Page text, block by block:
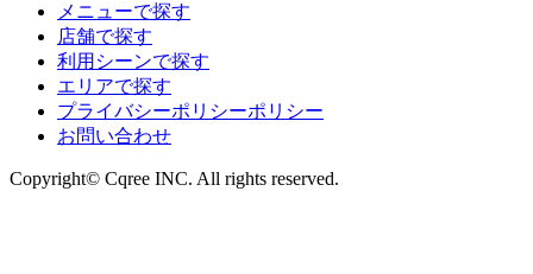
メニューで探す
店舗で探す
利用シーンで探す
エリアで探す
プライバシーポリシーポリシー
お問い合わせ
Copyright© Cqree INC. All rights reserved.